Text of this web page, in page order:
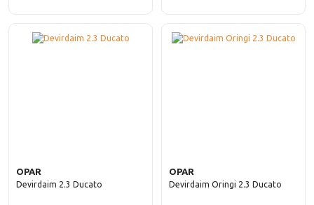
OPAR
Devirdaim 2.3 Ducato
OPAR
Devirdaim Oringi 2.3 Ducato